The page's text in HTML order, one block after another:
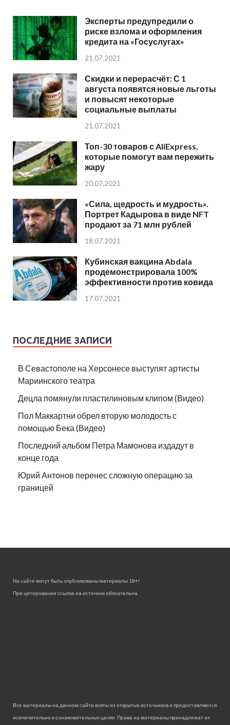
Эксперты предупредили о
риске взлома и оформления
кредита на «Госуслугах»
21.07.2021
Скидки и перерасчёт: С 1
августа появятся новые льготы
и повысят некоторые
социальные выплаты
21.07.2021
Топ-30 товаров с AliExpress,
которые помогут вам пережить
жару
20.07.2021
«Сила, щедрость и мудрость».
Портрет Кадырова в виде NFT
продают за 71 млн рублей
18.07.2021
Кубинская вакцина Abdala
продемонстрировала 100%
эффективности против ковида
17.07.2021
ПОСЛЕДНИЕ ЗАПИСИ
В Севастополе на Херсонесе выступят артисты
Мариинского театра
Децла помянули пластилиновым клипом (Видео)
Пол Маккартни обрел вторую молодость с
помощью Бека (Видео)
Последний альбом Петра Мамонова издадут в
конце года
Юрий Антонов перенес сложную операцию за
границей
На сайте могут быть опубликованы материалы 18+!
При цитировании ссылка на источник обязательна.
Все материалы на данном сайте взяты из открытых источников и предоставляются
исключительно в ознакомительных целях. Права на материалы принадлежат их